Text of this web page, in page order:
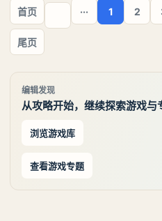
贼】事件触发地点：无名地
首页 ··· 1 2
尾页
编辑发现
从攻略开始，继续探索游戏与
浏览游戏库
查看游戏专题